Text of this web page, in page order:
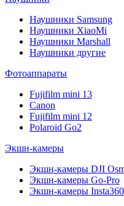
Наушники Samsung
Наушники XiaoMi
Наушники Marshall
Наушники другие
Фотоаппараты
Fujifilm mini 13
Canon
Fujifilm mini 12
Polaroid Go2
Экшн-камеры
Экшн-камеры DJI
Экшн-камеры Go-Pro
Экшн-камеры Insta360